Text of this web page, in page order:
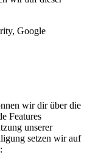
Google
wir dir über die
Features
unserer
setzen wir auf